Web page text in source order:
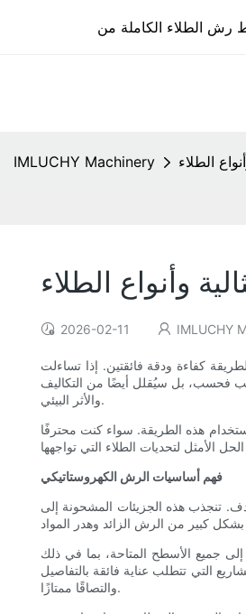
IMLUCHY Machinery الطلاء
وأنواع الطلاء
2026-02-11 IMLUCHY
كفاءة ودقة فائقتين. إذا تساءلت
فحسب، بل سيُقلل أيضًا من التكاليف
والأثر البيئي.
هذه الطريقة. سواء كنت محترفًا
فهم أساسيات الرش الكهروستاتيكي
تنجذب هذه الجزيئات المشحونة إلى
جميع الأسطح المتاحة، بما في ذلك
التي تتطلب عناية فائقة بالتفاصيل
والتصاقًا ممتازًا.